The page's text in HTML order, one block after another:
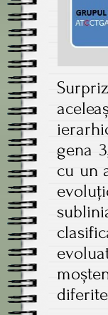
gena
cu un